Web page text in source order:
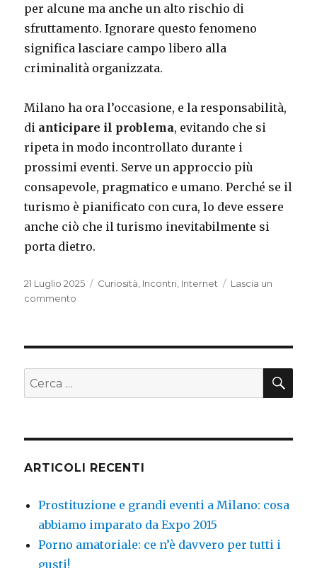
per alcune ma anche un alto rischio di
sfruttamento. Ignorare questo fenomeno
significa lasciare campo libero alla
criminalità organizzata.
Milano ha ora l’occasione, e la responsabilità,
di anticipare il problema, evitando che si
ripeta in modo incontrollato durante i
prossimi eventi. Serve un approccio più
consapevole, pragmatico e umano. Perché se il
turismo è pianificato con cura, lo deve essere
anche ciò che il turismo inevitabilmente si
porta dietro.
Pubblicato
il
21 Luglio 2025 Categorie
Curiosità Incontri Internet
Lascia un
commento
a
cosa
Expo
Cerca:
ARTICOLI RECENTI
Prostituzione e grandi eventi a Milano: cosa
abbiamo imparato da Expo 2015
Porno amatoriale: ce n’è davvero per tutti i
gusti!